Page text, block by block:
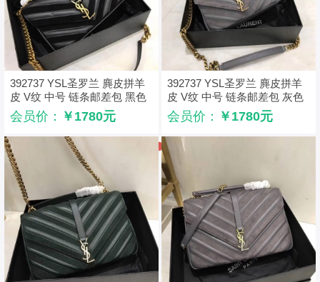
392737 YSL圣罗兰 麂皮拼羊
皮 V纹 中号 链条邮差包 黑色
会员价： ￥1780元
392737 YSL圣罗兰 麂皮拼羊
皮 V纹 中号 链条邮差包 灰色
会员价： ￥1780元